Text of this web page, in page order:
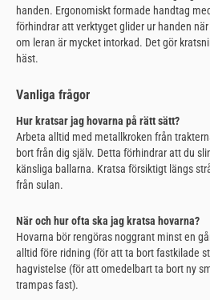
handen. Ergonomiskt formade handtag
förhindrar att verktyget glider ur handen
om leran är mycket intorkad. Det gör
häst.
Vanliga frågor
Hur kratsar jag hovarna på rätt sätt?
Arbeta alltid med metallkroken från
bort från dig själv. Detta förhindrar att du
känsliga ballarna. Kratsa försiktigt längs
från sulan.
När och hur ofta ska jag kratsa hovarna?
Hovarna bör rengöras noggrant minst en
alltid före ridning (för att ta bort fastkilade
hagvistelse (för att omedelbart ta bort ny
trampas fast).